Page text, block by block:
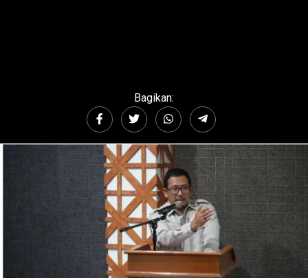
Bagikan: